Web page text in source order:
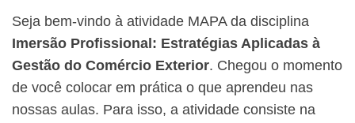
Seja bem-vindo à atividade MAPA da disciplina
Imersão Profissional: Estratégias Aplicadas à
Gestão do Comércio Exterior. Chegou o momento
de você colocar em prática o que aprendeu nas
nossas aulas. Para isso, a atividade consiste na